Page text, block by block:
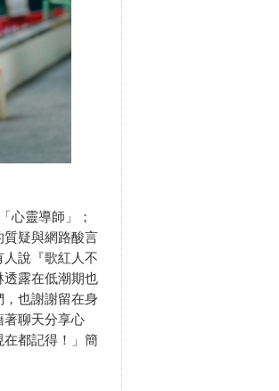
心靈導師」；
質疑與網路酸言
說『歌紅人不
透露在低潮期也
也謝謝留在身
著聊天分享心
都記得！」簡